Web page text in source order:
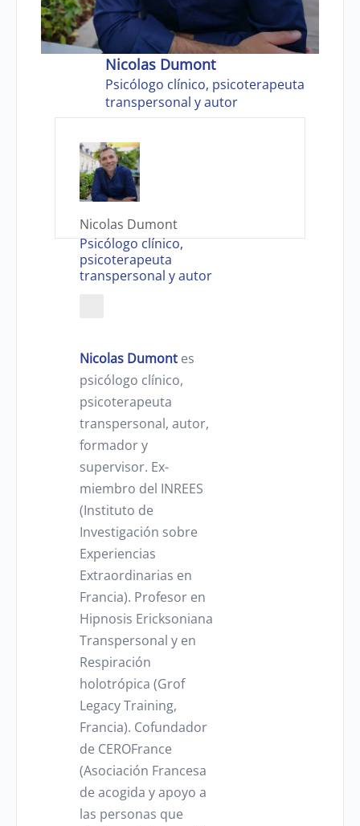
Nicolas Dumont
Psicólogo clínico, psicoterapeuta
transpersonal y autor
Nicolas Dumont
Psicólogo clínico,
psicoterapeuta
transpersonal y autor
Nicolas Dumont es
psicólogo clínico,
psicoterapeuta
transpersonal, autor,
formador y
supervisor. Ex-
miembro del INREES
(Instituto de
Investigación sobre
Experiencias
Extraordinarias en
Francia). Profesor en
Hipnosis Ericksoniana
Transpersonal y en
Respiración
holotrópica (Grof
Legacy Training,
Francia). Cofundador
de CEROFrance
(Asociación Francesa
de acogida y apoyo a
las personas que